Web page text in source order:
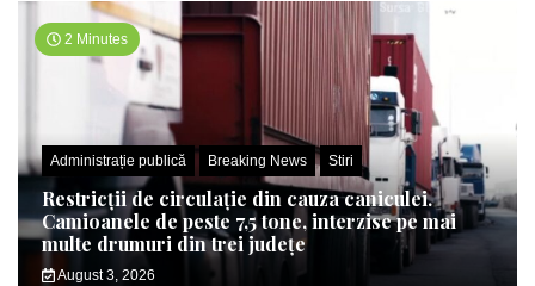
2 Minutes
Administrație publică Breaking News Stiri
Restricții de circulație din cauza caniculei.
Camioanele de peste 7,5 tone, interzise pe mai
multe drumuri din trei județe
August 3, 2026